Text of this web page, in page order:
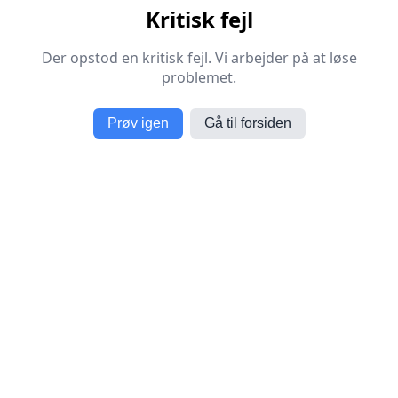
Kritisk fejl
Der opstod en kritisk fejl. Vi arbejder på at løse
problemet.
Prøv igen Gå til forsiden